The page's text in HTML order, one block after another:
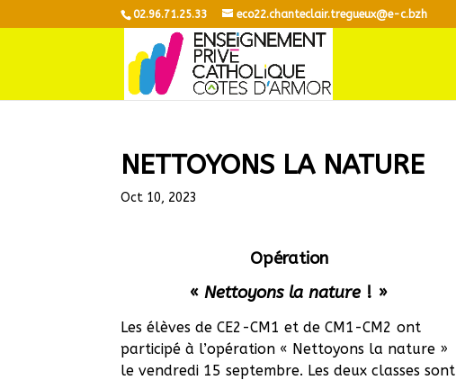
02.96.71.25.33 eco22.chanteclair.tregueux@e-c.bzh
NETTOYONS LA NATURE
Oct 10, 2023
Opération
«Nettoyons la nature ! »
Les élèves de CE2-CM1 et de CM1-CM2 ont
participé à l’opération « Nettoyons la nature »
le vendredi 15 septembre. Les deux classes sont